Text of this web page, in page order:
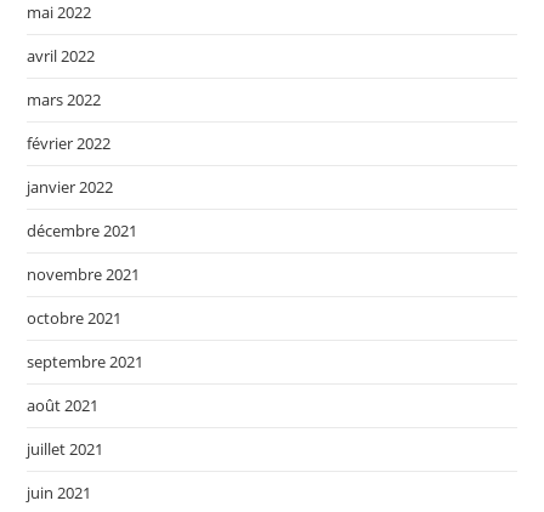
mai 2022
avril 2022
mars 2022
février 2022
janvier 2022
décembre 2021
novembre 2021
octobre 2021
septembre 2021
août 2021
juillet 2021
juin 2021